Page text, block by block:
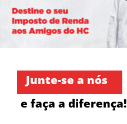
Junte-se a nós
e faça a diferença!